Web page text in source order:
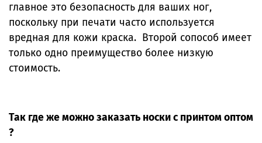
главное это безопасность для ваших ног,
поскольку при печати часто используется
вредная для кожи краска. Второй сопособ имеет
только одно преимущество более низкую
стоимость.
Так где же можно заказать носки с принтом оптом
?